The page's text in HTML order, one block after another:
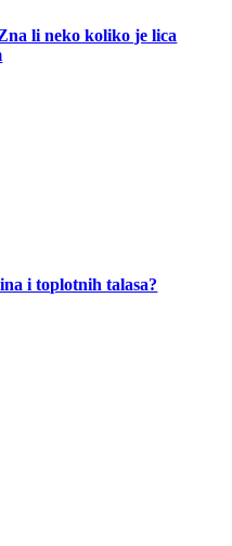
li neko koliko je lica
i toplotnih talasa?